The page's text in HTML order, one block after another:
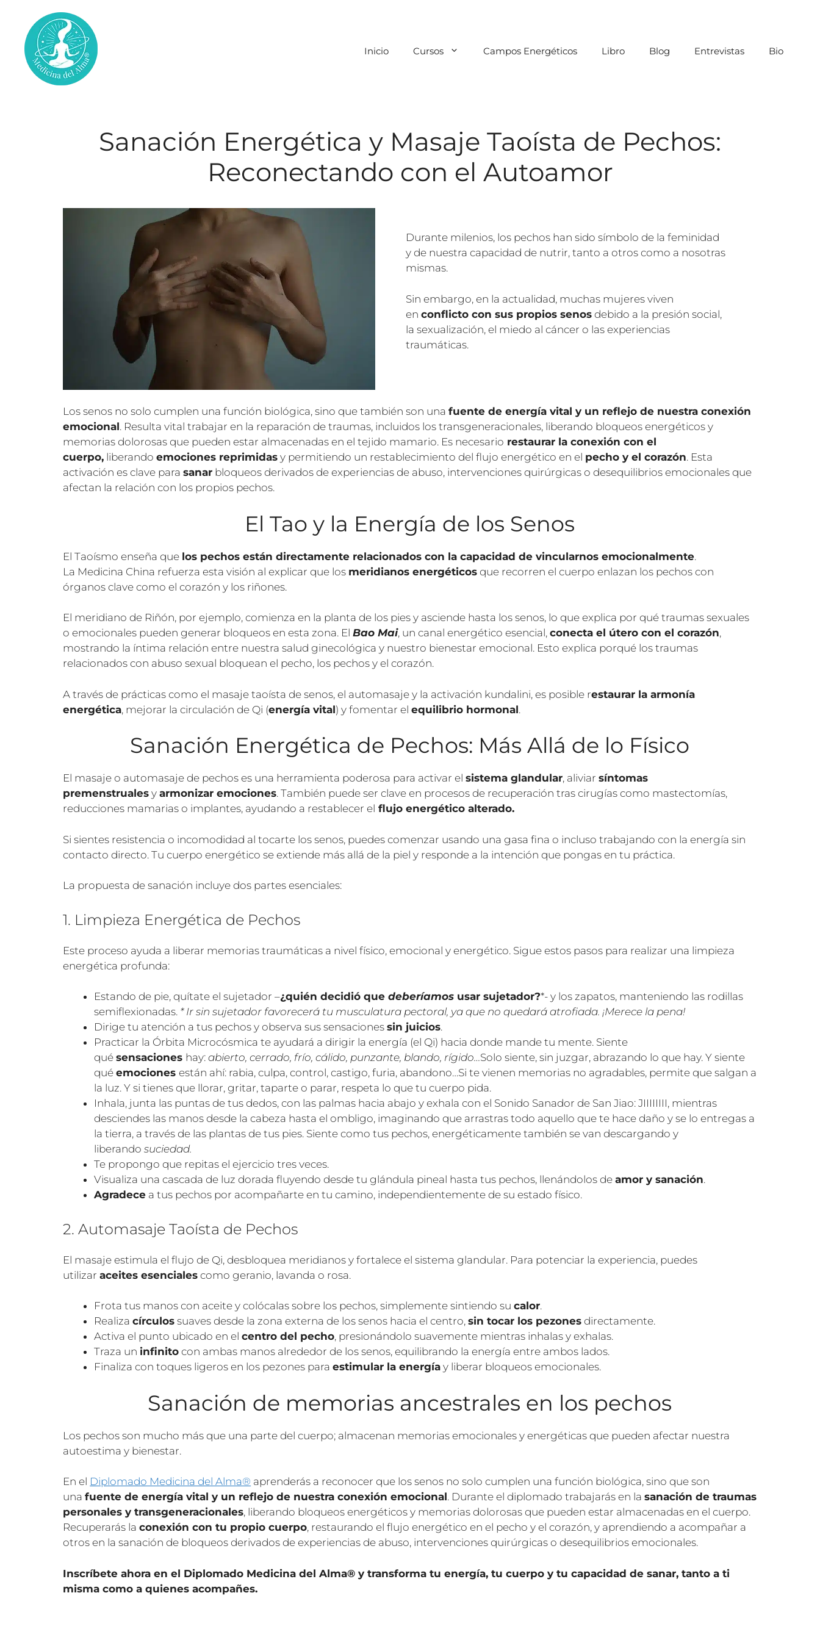
contenido
Inicio Cursos Campos Energéticos Libro Blog Entrevistas Bio
Sanación Energética y Masaje Taoísta de Pechos:
Reconectando con el Autoamor
Durante milenios, los pechos han sido símbolo de la feminidad
y de nuestra capacidad de nutrir, tanto a otros como a nosotras
mismas.
Sin embargo, en la actualidad, muchas mujeres viven
enconflicto con sus propios senos debido a la presión social,
la sexualización, el miedo al cáncer o las experiencias
traumáticas.
Los senos no solo cumplen una función biológica, sino que también son unafuente de energía vital y un reflejo de nuestra conexión
emocional. Resulta vital trabajar en la reparación de traumas, incluidos los transgeneracionales, liberando bloqueos energéticos y
memorias dolorosas que pueden estar almacenadas en el tejido mamario. Es necesario restaurar la conexión con el
cuerpo, liberandoemociones reprimidas y permitiendo un restablecimiento del flujo energético en el pecho y el corazón. Esta
activación es clave parasanar bloqueos derivados de experiencias de abuso, intervenciones quirúrgicas o desequilibrios emocionales que
afectan la relación con los propios pechos.
El Tao y la Energía de los Senos
El Taoísmo enseña que los pechos están directamente relacionados con la capacidad de vincularnos emocionalmente.
La Medicina China refuerza esta visión al explicar que los meridianos energéticos que recorren el cuerpo enlazan los pechos con
órganos clave como el corazón y los riñones.
El meridiano de Riñón, por ejemplo, comienza en la planta de los pies y asciende hasta los senos, lo que explica por qué traumas sexuales
o emocionales pueden generar bloqueos en esta zona. ElBao Mai, un canal energético esencial,conecta el útero con el corazón,
mostrando la íntima relación entre nuestra salud ginecológica y nuestro bienestar emocional. Esto explica porqué los traumas
relacionados con abuso sexual bloquean el pecho, los pechos y el corazón.
A través de prácticas como el masaje taoísta de senos, el automasaje y la activación kundalini, es posible restaurar la armonía
energética, mejorar la circulación de Qi (energía vital) y fomentar elequilibrio hormonal.
Sanación Energética de Pechos: Más Allá de lo Físico
El masaje o automasaje de pechos es una herramienta poderosa para activar elsistema glandular, aliviarsíntomas
premenstruales yarmonizar emociones. También puede ser clave en procesos de recuperación tras cirugías como mastectomías,
reducciones mamarias o implantes, ayudando a restablecer el flujo energético alterado.
Si sientes resistencia o incomodidad al tocarte los senos, puedes comenzar usando una gasa fina o incluso trabajando con la energía sin
contacto directo. Tu cuerpo energético se extiende más allá de la piel y responde a la intención que pongas en tu práctica.
La propuesta de sanación incluye dos partes esenciales:
1. Limpieza Energética de Pechos
Este proceso ayuda a liberar memorias traumáticas a nivel físico, emocional y energético. Sigue estos pasos para realizar una limpieza
energética profunda:
Estando de pie, quítate el sujetador –¿quién decidió quedeberíamos usar sujetador?*- y los zapatos, manteniendo las rodillas
semiflexionadas. * Ir sin sujetador favorecerá tu musculatura pectoral, ya que no quedará atrofiada. ¡Merece la pena!
Dirige tu atención a tus pechos y observa sus sensacionessin juicios.
Practicar la Órbita Microcósmica te ayudará a dirigir la energía (el Qi) hacia donde mande tu mente. Siente
quésensaciones hay:abierto, cerrado, frío, cálido, punzante, blando, rígido…Solo siente, sin juzgar, abrazando lo que hay. Y siente
quéemocionesestán ahí: rabia, culpa, control, castigo, furia, abandono…Si te vienen memorias no agradables, permite que salgan a
la luz. Y si tienes que llorar, gritar, taparte o parar, respeta lo que tu cuerpo pida.
Inhala, junta las puntas de tus dedos, con las palmas hacia abajo y exhala con el Sonido Sanador de San Jiao: JIIIIIIII, mientras
desciendes las manos desde la cabeza hasta el ombligo, imaginando que arrastras todo aquello que te hace daño y se lo entregas a
la tierra, a través de las plantas de tus pies. Siente como tus pechos, energéticamente también se van descargando y
liberandosuciedad.
Te propongo que repitas el ejercicio tres veces.
Visualiza una cascada de luz dorada fluyendo desde tu glándula pineal hasta tus pechos, llenándolos deamor y sanación.
Agradece a tus pechos por acompañarte en tu camino, independientemente de su estado físico.
2. Automasaje Taoísta de Pechos
El masaje estimula el flujo de Qi, desbloquea meridianos y fortalece el sistema glandular. Para potenciar la experiencia, puedes
utilizaraceites esenciales como geranio, lavanda o rosa.
Frota tus manos con aceite y colócalas sobre los pechos, simplemente sintiendo sucalor.
Realizacírculos suaves desde la zona externa de los senos hacia el centro,sin tocar los pezones directamente.
Activa el punto ubicado en elcentro del pecho, presionándolo suavemente mientras inhalas y exhalas.
Traza un infinito con ambas manos alrededor de los senos, equilibrando la energía entre ambos lados.
Finaliza con toques ligeros en los pezones paraestimular la energía y liberar bloqueos emocionales.
Sanación de memorias ancestrales en los pechos
Los pechos son mucho más que una parte del cuerpo; almacenan memorias emocionales y energéticas que pueden afectar nuestra
autoestima y bienestar.
En el Diplomado Medicina del Alma® aprenderás a reconocer que los senos no solo cumplen una función biológica, sino que son
unafuente de energía vital y un reflejo de nuestra conexión emocional. Durante el diplomado trabajarás en lasanación de traumas
personales y transgeneracionales, liberando bloqueos energéticos y memorias dolorosas que pueden estar almacenadas en el cuerpo.
Recuperarás laconexión con tu propio cuerpo, restaurando el flujo energético en el pecho y el corazón, y aprendiendo a acompañar a
otros en la sanación de bloqueos derivados de experiencias de abuso, intervenciones quirúrgicas o desequilibrios emocionales.
Inscríbete ahora en el Diplomado Medicina del Alma® y transforma tu energía, tu cuerpo y tu capacidad de sanar, tanto a ti
misma como a quienes acompañes.